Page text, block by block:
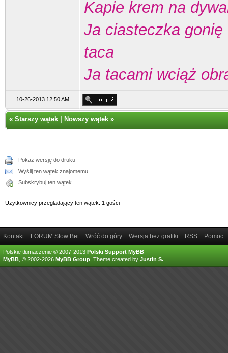
Kapie krem na
Ja ciasteczka
taca
Ja tacami wciąż
10-26-2013 12:50 AM
« Starszy wątek Nowszy wątek »
Pokaż wersję do druku
Wyślij ten wątek znajomemu
Subskrybuj ten wątek
Użytkownicy przeglądający ten wątek: 1 gości
Kontakt FORUM Stow Bet Wróć do góry Wersja bez grafiki RSS Pomoc
Polskie tłumaczenie © 2007-2013 Polski Support MyBB
MyBB , © 2002-2026 MyBB Group Theme created by Justin S.